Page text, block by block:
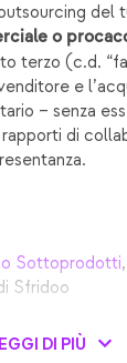
del
o
terzo (c.d.
e
– senza
di
Sottoprodotti,
Sfridoo
DI PIÙ